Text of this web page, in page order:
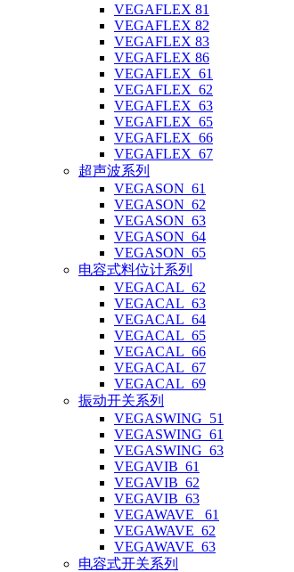
VEGAFLEX 81
VEGAFLEX 82
VEGAFLEX 83
VEGAFLEX 86
VEGAFLEX_61
VEGAFLEX_62
VEGAFLEX_63
VEGAFLEX_65
VEGAFLEX_66
VEGAFLEX_67
超声波系列
VEGASON_61
VEGASON_62
VEGASON_63
VEGASON_64
VEGASON_65
电容式料位计系列
VEGACAL_62
VEGACAL_63
VEGACAL_64
VEGACAL_65
VEGACAL_66
VEGACAL_67
VEGACAL_69
振动开关系列
VEGASWING_51
VEGASWING_61
VEGASWING_63
VEGAVIB_61
VEGAVIB_62
VEGAVIB_63
VEGAWAVE _61
VEGAWAVE_62
VEGAWAVE_63
电容式开关系列